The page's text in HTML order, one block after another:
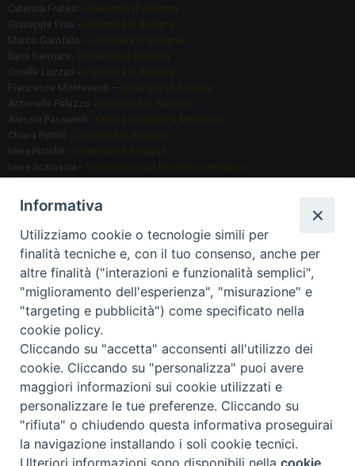
Caterina Fratesi - Università di Bologna
Giuseppe Frau - Università di Bologna
Marco Garofalo – Università di Bologna
Ilaria Germani - Università di Bologna
Giselle Luzzati - Università di Bologna
Francesca Monteverdi – Università di Bologna
Antonella Palazzo - Università di Palermo
Alessia Passarelli - Chiesa Evangelica Metodista
Chiara Petrini - Università di Bologna
Irene Picichè - Università di Bologna
Irene Scarascia - Osservatorio sul Pluralismo Religioso
Segreteria scientifica
Annamaria Fantauzzi -Università di Torino
Segreteria Organizzativa
Paola Morselli -Segreteria GRIS
Elisa Scarlatti ​​-Biblioteca, Siti, Social media GRIS
CONTATTI 2020 Copyright - Osservatorio sul Pluralismo Religioso
Informativa
Utilizziamo cookie o tecnologie simili per
finalità tecniche e, con il tuo consenso, anche per
altre finalità ("interazioni e funzionalità semplici",
"miglioramento dell'esperienza", "misurazione" e
"targeting e pubblicità") come specificato nella
cookie policy.
Cliccando su "accetta" acconsenti all'utilizzo dei
cookie. Cliccando su "personalizza" puoi avere
maggiori informazioni sui cookie utilizzati e
personalizzare le tue preferenze. Cliccando su
"rifiuta" o chiudendo questa informativa proseguirai
la navigazione installando i soli cookie tecnici.